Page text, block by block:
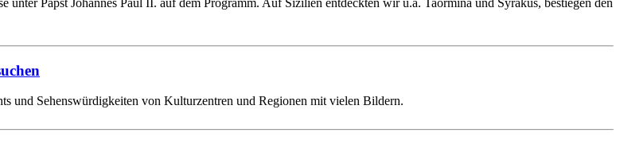
Papst Johannes Paul II. auf dem Programm. Auf Sizilien entdeckten wir u.a. Taormina und Syrakus, bestiegen den
und Sehenswürdigkeiten von Kulturzentren und Regionen mit vielen Bildern.